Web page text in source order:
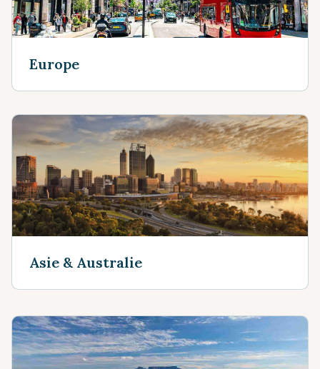
Europe
Asie & Australie